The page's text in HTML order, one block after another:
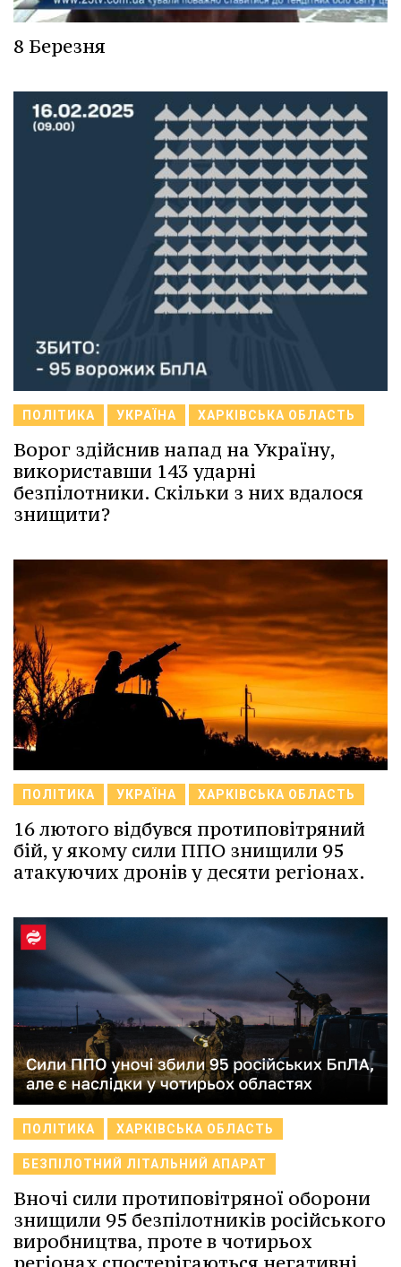
8 Березня
ПОЛІТИКА УКРАЇНА ХАРКІВСЬКА ОБЛАСТЬ
Ворог здійснив напад на Україну,
використавши 143 ударні
безпілотники. Скільки з них вдалося
знищити?
ПОЛІТИКА УКРАЇНА ХАРКІВСЬКА ОБЛАСТЬ
16 лютого відбувся протиповітряний
бій, у якому сили ППО знищили 95
атакуючих дронів у десяти регіонах.
ПОЛІТИКА ХАРКІВСЬКА ОБЛАСТЬ
БЕЗПІЛОТНИЙ ЛІТАЛЬНИЙ АПАРАТ
Вночі сили протиповітряної оборони
знищили 95 безпілотників російського
виробництва, проте в чотирьох